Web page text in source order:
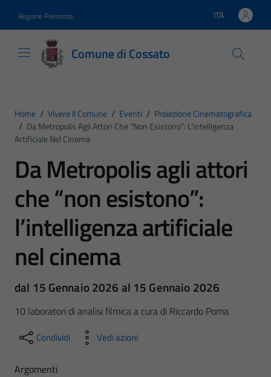
Regione Piemonte Lingua attiva:
ITA
Comune di Cossato
Home / Vivere Il Comune / Eventi / Proiezione Cinematografica
/ Da Metropolis Agli Attori Che “non Esistono”: L’intelligenza
Artificiale Nel Cinema
Da Metropolis agli attori
che “non esistono”:
l’intelligenza artificiale
nel cinema
dal 15 Gennaio 2026 al 15 Gennaio 2026
10 laboratori di analisi filmica a cura di Riccardo Poma
Condividi Vedi azioni
Argomenti